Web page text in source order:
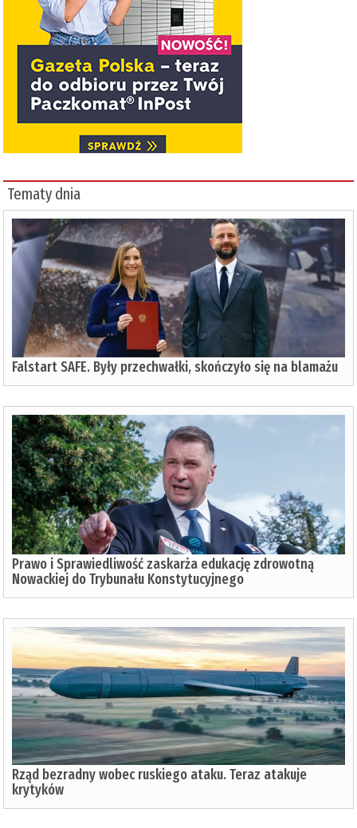
Tematy dnia
Falstart SAFE. Były przechwałki, skończyło się na blamażu
Prawo i Sprawiedliwość zaskarża edukację zdrowotną
Nowackiej do Trybunału Konstytucyjnego
Rząd bezradny wobec ruskiego ataku. Teraz atakuje
krytyków